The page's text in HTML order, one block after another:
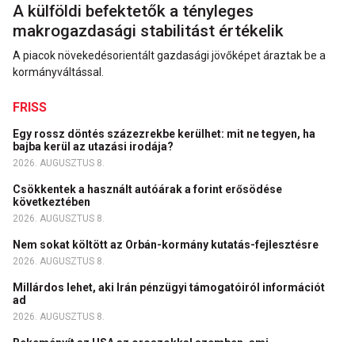
A külföldi befektetők a tényleges
makrogazdasági stabilitást értékelik
A piacok növekedésorientált gazdasági jövőképet áraztak be a
kormányváltással.
FRISS
Egy rossz döntés százezrekbe kerülhet: mit ne tegyen, ha
bajba kerül az utazási irodája?
2026. AUGUSZTUS 8.
Csökkentek a használt autóárak a forint erősödése
következtében
2026. AUGUSZTUS 8.
Nem sokat költött az Orbán-kormány kutatás-fejlesztésre
2026. AUGUSZTUS 8.
Millárdos lehet, aki Irán pénzügyi támogatóiról információt
ad
2026. AUGUSZTUS 8.